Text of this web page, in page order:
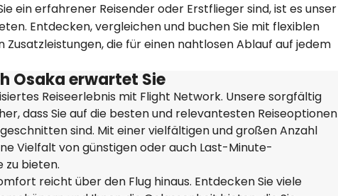
ein erfahrener Reisender oder Erstflieger sind, ist es unser
Entdecken, vergleichen und buchen Sie mit flexiblen
die für einen nahtlosen Ablauf auf jedem
Osaka erwartet Sie
Reiseerlebnis mit Flight Network. Unsere sorgfältig
dass Sie auf die besten und relevantesten Reiseoptionen
sind. Mit einer vielfältigen und großen Anzahl
Vielfalt von günstigen oder auch Last-Minute-
zu bieten.
reicht über den Flug hinaus. Entdecken Sie viele